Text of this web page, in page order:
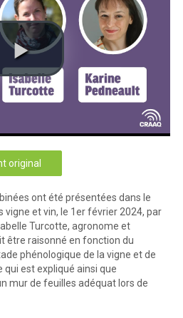
original
ont été présentées dans le
vigne et vin, le 1er février 2024, par
Turcotte, agronome et
être raisonné en fonction du
phénologique de la vigne et de
qui est expliqué ainsi que
mur de feuilles adéquat lors de